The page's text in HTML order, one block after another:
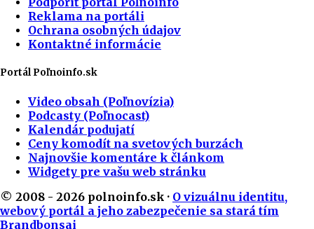
Reklama na portáli
Ochrana osobných údajov
Kontaktné informácie
Portál Poľnoinfo.sk
Video obsah (Poľnovízia)
Podcasty (Poľnocast)
Kalendár podujatí
Ceny komodít na svetových burzách
Najnovšie komentáre k článkom
Widgety pre vašu web stránku
© 2008 - 2026 polnoinfo.sk · O vizuálnu identitu,
webový portál a jeho zabezpečenie sa stará tím
Brandbonsai